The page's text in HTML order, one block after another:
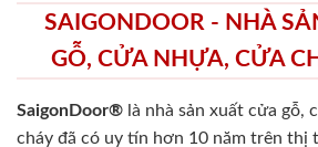
SAIGONDOOR - NHÀ
GỖ, CỬA NHỰA, CỬA
SaigonDoor® là nhà sản xuất cửa gỗ,
cháy đã có uy tín hơn 10 năm trên thị